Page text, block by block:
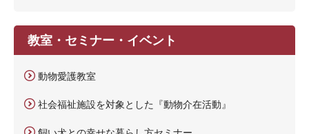
教室・セミナー・イベント
動物愛護教室
社会福祉施設を対象とした『動物介在活動』